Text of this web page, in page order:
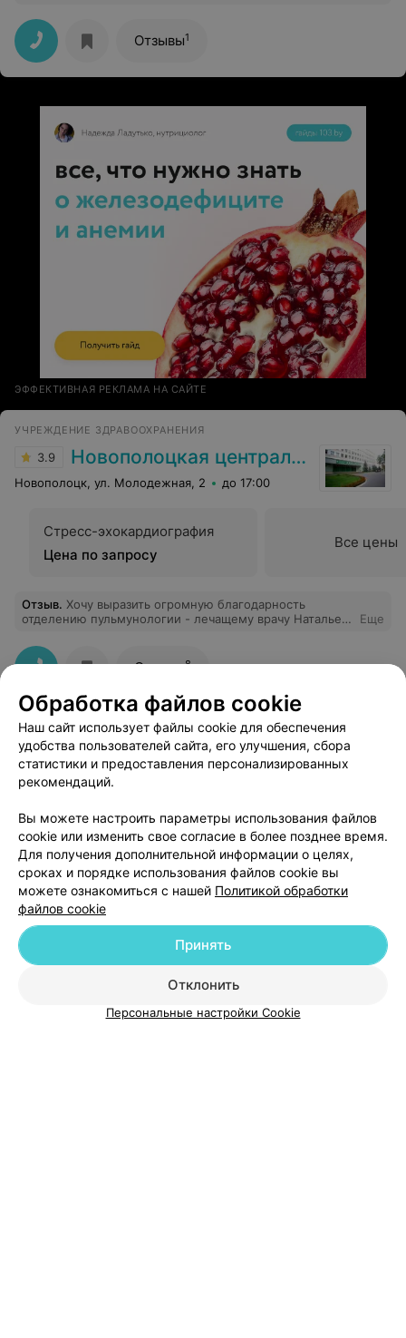
8.01 2025. А оказывается работает.
Отзывы1
ЭФФЕКТИВНАЯ РЕКЛАМА НА САЙТЕ
УЧРЕЖДЕНИЕ ЗДРАВООХРАНЕНИЯ
3.9 Новополоцкая центральная городская больница
Новополоцк, ул. Молодежная, 2 до 17:00
Стресс-эхокардиография
Цена по запросу
Все цены
Отзыв. Хочу выразить огромную благодарность
отделению пульмунологии - лечащему врачу Наталье
отношение и профессионализм.
Еще
Отзывы8
Добавить специалиста
Медицинский маркетинг
Публичный договор
Пользовательское соглашение
Способы оплаты
Обработка файлов cookie
Наш сайт использует файлы cookie для обеспечения
удобства пользователей сайта, его улучшения, сбора
статистики и предоставления персонализированных
рекомендаций.
Вы можете настроить параметры использования файлов
cookie или изменить свое согласие в более позднее время.
Для получения дополнительной информации о целях,
сроках и порядке использования файлов cookie вы
можете ознакомиться с нашей Политикой обработки
файлов cookie
Отклонить
Принять
Персональные настройки Cookie